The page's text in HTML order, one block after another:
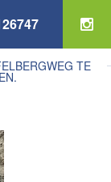
TE